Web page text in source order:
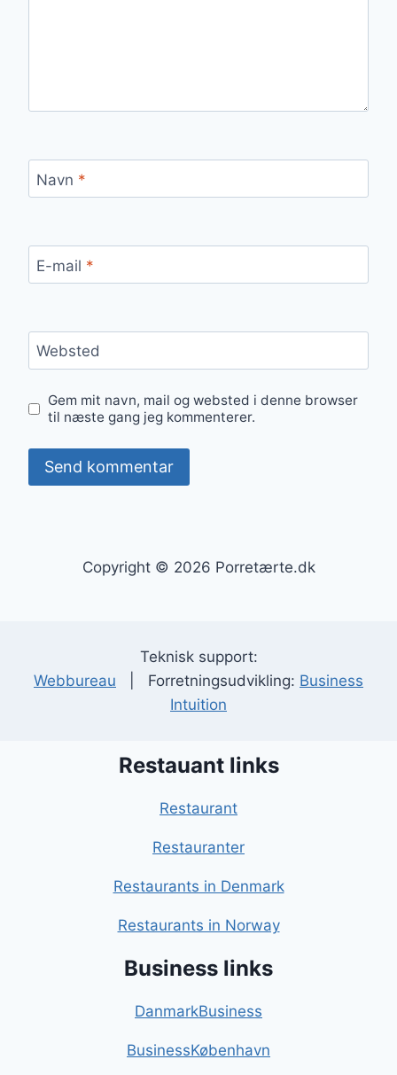
Navn *
E-mail *
Websted
Gem mit navn, mail og websted i denne browser
til næste gang jeg kommenterer.
Copyright © 2026 Porretærte.dk
Teknisk support:
Webbureau | Forretningsudvikling: Business
Intuition
Restauant links
Restaurant
Restauranter
Restaurants in Denmark
Restaurants in Norway
Business links
DanmarkBusiness
BusinessKøbenhavn